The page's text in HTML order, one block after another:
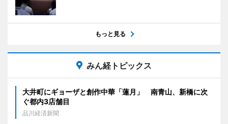
もっと見る
みん経トピックス
大井町にギョーザと創作中華「蓮月」 南青山、新橋に次
ぐ都内3店舗目
品川経済新聞